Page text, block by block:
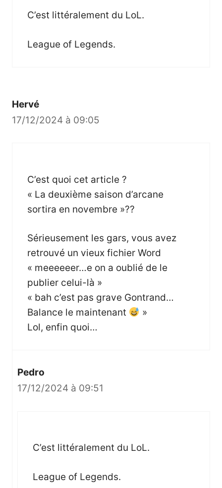
C’est littéralement du LoL.
League of Legends.
Hervé
17/12/2024 à 09:05
C’est quoi cet article ?
« La deuxième saison d’arcane
sortira en novembre »??
Sérieusement les gars, vous avez
retrouvé un vieux fichier Word
« meeeeeer…e on a oublié de le
publier celui-là »
« bah c’est pas grave Gontrand…
Balance le maintenant
»
Lol, enfin quoi…
Pedro
17/12/2024 à 09:51
C’est littéralement du LoL.
League of Legends.